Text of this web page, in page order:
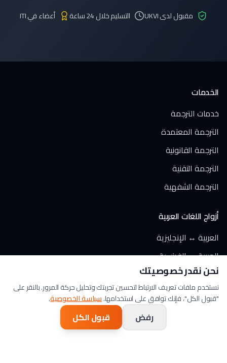
مقبول لدى UKVI التسليم خلال 24 ساعة أعضاء في ITI
نحن نقدر خصوصيتك
نستخدم ملفات تعريف الارتباط لتحسين تجربتك وتحليل حركة المرور. بالنقر على
"قبول الكل"، فإنك توافق على استخدامها.سياسة الخصوصية.
رفض قبول الكل
الخدمات
خدمات الترجمة
الترجمة المعتمدة
الترجمة القانونية
الترجمة التقنية
الترجمة الشفهية
أزواج اللغات العربية
العربية ↔ الإنجليزية
العربية ↔ الفرنسية
العربية ↔ الألمانية
العربية ↔ الإسبانية
العربية ↔ الإيطالية
العربية ↔ الهولندية